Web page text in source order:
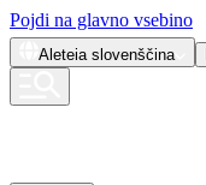
Pojdi na glavno vsebino
Aleteia slovenščina